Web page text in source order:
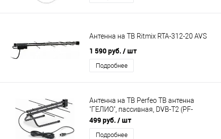
Антенна на ТВ Ritmix RTA-312-20 AVS
1 590 руб. / шт
Подробнее
Антенна на ТВ Perfeo ТВ антенна
"ГЕЛИО", пассивная, DVB-T2 (PF-
B4325) (BAS-5133P)
499 руб. / шт
Подробнее